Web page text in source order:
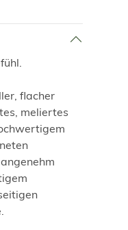
flacher
meliertes